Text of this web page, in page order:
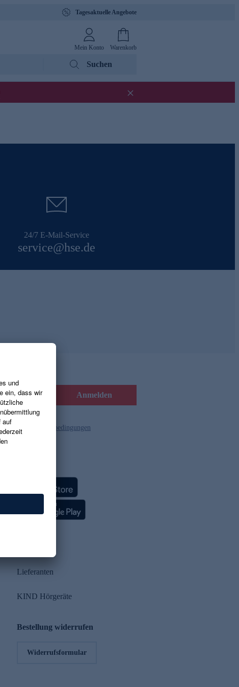
Tagesaktuelle Angebote
Mein Konto Warenkorb
Suchen
24/7 E-Mail-Service
service@hse.de
Anmelden
und die Gutscheinbedingungen
Lieferanten
KIND Hörgeräte
Bestellung widerrufen
Widerrufsformular